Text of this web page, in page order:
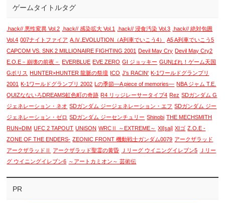
ゲームタイトルタグ
.hack// 悪性変異 Vol.2 .hack// 感染拡大 Vol.1 .hack// 浸食汚染 Vol.3 .hack// 絶対包囲
Vol.4 007ナイトファイア A.Ⅳ.EVOLUTION（A列車でいこう4）
A5 A列車でいこう5
CAPCOM VS. SNK 2 MILLIONAIRE FIGHTING 2001 Devil May Cry Devil May Cry2
E.O.E－崩壊の前夜－
EVERBLUE EVE ZERO GI ジョッキー GUNばれ！ゲーム天国
Gポリス HUNTER×HUNTER 龍脈の祭壇 ICO J's RACIN' K-1ワールドグランプリ
2001 K-1ワールドグランプリ 2002 Lの季節―A piece of memories― NBA ジャム T.E.
QUIZなないろDREAMS虹色町の奇跡 R4 リッジレーサータイプ4 Rez SDガンダム G
ジェネレーション・ネオ SDガンダム ジージェネレーション・エフ SDガンダム ジー
ジェネレーション・ゼロ SDガンダム ジーセンチュリー Shinobi THE MECHSMITH
RUN=DIM UFC 2 TAPOUT UNiSON WRCⅡ ～EXTREME～ XI[sai] XIゴ Z.O.E -
ZONE OF THE ENDERS- ZEONIC FRONT 機動戦士ガンダム0079 アークザラッド
アークザラッドⅡ
アークザラッド聖霊の黄昏 Ｊリーグ ウイニングイレブン5
Ｊリー
グ ウイニングイレブン6 ～アートカミオン～ 芸術伝
PR